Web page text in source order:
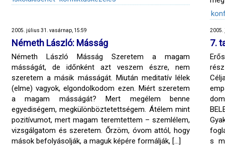
2005. július 31. vasárnap, 15:59
Németh László: Másság
Németh László Másság Szeretem a magam
másságát, de időnként azt veszem észre, nem
szeretem a másik másságát. Miután meditatív lélek
(elme) vagyok, elgondolkodom ezen. Miért szeretem
a magam másságát? Mert megélem benne
egyediségem, megkülönböztetettségem. Átélem mint
pozitívumot, mert magam teremtettem – szemlélem,
vizsgálgatom és szeretem. Őrzöm, óvom attól, hogy
mások befolyásolják, a maguk képére formálják, […]
2005.
7.
s